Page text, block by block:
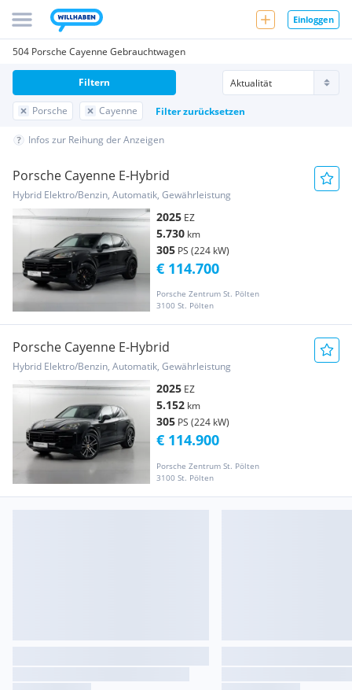
Einloggen
504 Porsche Cayenne Gebrauchtwagen
Porsche Cayenne Filter zurücksetzen
Filtern
Infos zur Reihung der Anzeigen
Porsche Cayenne E-Hybrid
Hybrid Elektro/Benzin, Automatik, Gewährleistung
2025 EZ
5.730 km
305 PS (224 kW)
Porsche Zentrum St. Pölten
3100 St. Pölten
€ 114.700
Porsche Cayenne E-Hybrid
Hybrid Elektro/Benzin, Automatik, Gewährleistung
2025 EZ
5.152 km
305 PS (224 kW)
Porsche Zentrum St. Pölten
3100 St. Pölten
€ 114.900